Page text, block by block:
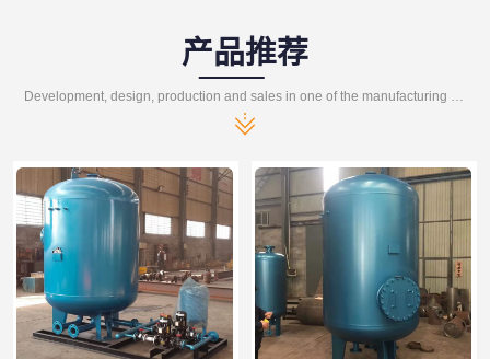
产品推荐